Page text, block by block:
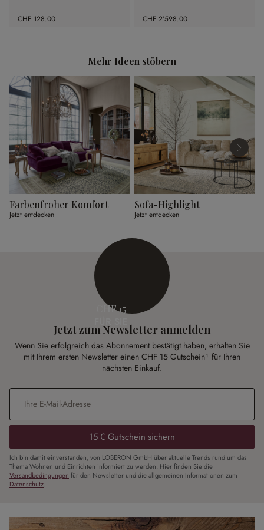
CHF 128.00 CHF 2’598.00
Mehr Ideen stöbern
Farbenfroher Komfort
Jetzt entdecken
Sofa-Highlight
Jetzt entdecken
CHF 15
Jetzt zum Newsletter anmelden
Wenn Sie erfolgreich das Abonnement bestätigt haben, erhalten Sie
mit Ihrem ersten Newsletter einen CHF 15 Gutschein¹ für Ihren
nächsten Einkauf.
E-Mail-Adresse
15 € Gutschein sichern
Ich bin damit einverstanden, von LOBERON GmbH über aktuelle Trends rund um das
Thema Wohnen und Einrichten informiert zu werden. Hier finden Sie die
Versandbedingungen für den Newsletter und die allgemeinen Informationen zum
Datenschutz.